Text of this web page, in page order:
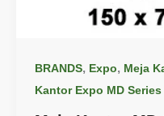
BRANDS, Expo, Meja
Kantor Expo MD Series